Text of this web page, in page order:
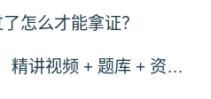
怎么才能拿证？
2026 银行从业备考：精讲视频 + 题库 + 资料一站式，零基础也能过